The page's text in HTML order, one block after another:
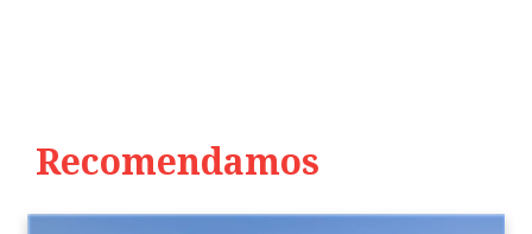
Recomendamos